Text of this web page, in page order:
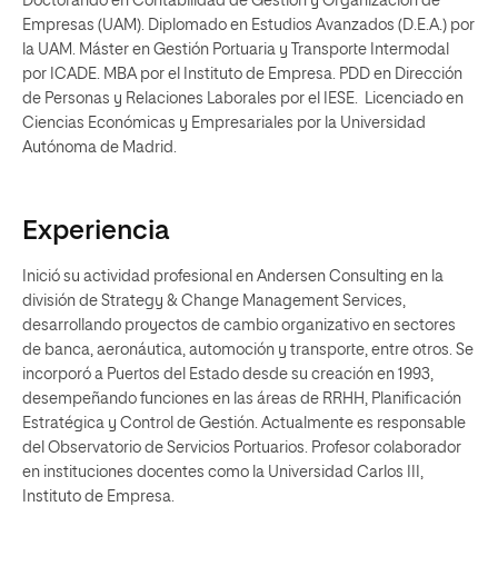
Empresas (UAM). Diplomado en Estudios Avanzados (D.E.A.) por
la UAM. Máster en Gestión Portuaria y Transporte Intermodal
por ICADE. MBA por el Instituto de Empresa. PDD en Dirección
de Personas y Relaciones Laborales por el IESE. Licenciado en
Ciencias Económicas y Empresariales por la Universidad
Autónoma de Madrid.
Experiencia
Inició su actividad profesional en Andersen Consulting en la
división de Strategy & Change Management Services,
desarrollando proyectos de cambio organizativo en sectores
de banca, aeronáutica, automoción y transporte, entre otros. Se
incorporó a Puertos del Estado desde su creación en 1993,
desempeñando funciones en las áreas de RRHH, Planificación
Estratégica y Control de Gestión. Actualmente es responsable
del Observatorio de Servicios Portuarios. Profesor colaborador
en instituciones docentes como la Universidad Carlos III,
Instituto de Empresa.